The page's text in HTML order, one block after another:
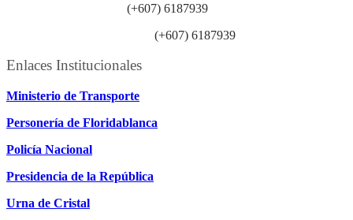
(+607) 6187939
(+607) 6187939
Enlaces Institucionales
Ministerio de Transporte
Personería de Floridablanca
Policía Nacional
Presidencia de la República
Urna de Cristal